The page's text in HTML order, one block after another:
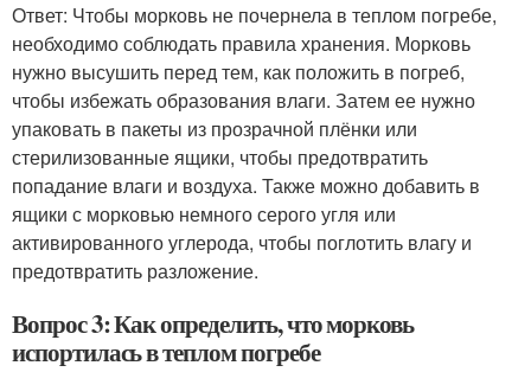
Ответ: Чтобы морковь не почернела в теплом погребе,
необходимо соблюдать правила хранения. Морковь
нужно высушить перед тем, как положить в погреб,
чтобы избежать образования влаги. Затем ее нужно
упаковать в пакеты из прозрачной плёнки или
стерилизованные ящики, чтобы предотвратить
попадание влаги и воздуха. Также можно добавить в
ящики с морковью немного серого угля или
активированного углерода, чтобы поглотить влагу и
предотвратить разложение.
Вопрос 3: Как определить, что морковь
испортилась в теплом погребе